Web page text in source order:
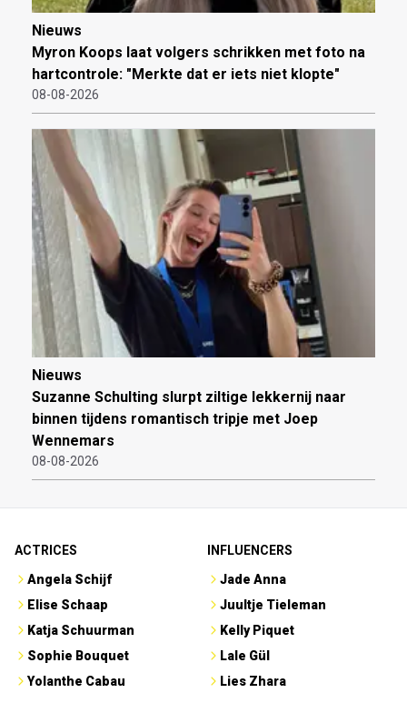
Nieuws
Myron Koops laat volgers schrikken met foto na
hartcontrole: "Merkte dat er iets niet klopte"
08-08-2026
Nieuws
Suzanne Schulting slurpt ziltige lekkernij naar
binnen tijdens romantisch tripje met Joep
Wennemars
08-08-2026
ACTRICES
Angela Schijf
Elise Schaap
Katja Schuurman
Sophie Bouquet
Yolanthe Cabau
INFLUENCERS
Jade Anna
Juultje Tieleman
Kelly Piquet
Lale Gül
Lies Zhara